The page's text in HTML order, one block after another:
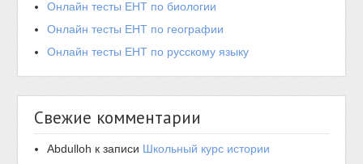
Онлайн тесты ЕНТ по биологии
Онлайн тесты ЕНТ по географии
Онлайн тесты ЕНТ по русскому языку
Свежие комментарии
Abdulloh к записи Школьный курс истории